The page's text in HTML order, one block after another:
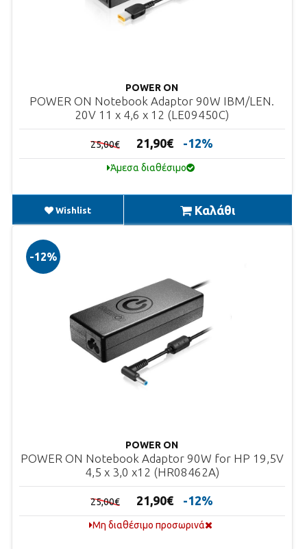
POWER ON
POWER ON Notebook Adaptor 90W IBM/LEN.
20V 11 x 4,6 x 12 (LE09450C)
25,00€ 21,90€ -12%
Άμεσα διαθέσιμο
Wishlist Καλάθι
-12%
POWER ON
POWER ON Notebook Adaptor 90W for HP 19,5V
4,5 x 3,0 x12 (HR08462A)
25,00€ 21,90€ -12%
Μη διαθέσιμο προσωρινά